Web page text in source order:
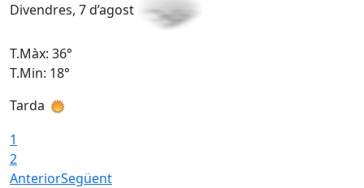
Divendres, 7 d’agost
T.Màx: 36°
T.Min: 18°
Tarda
1
2
AnteriorSegüent